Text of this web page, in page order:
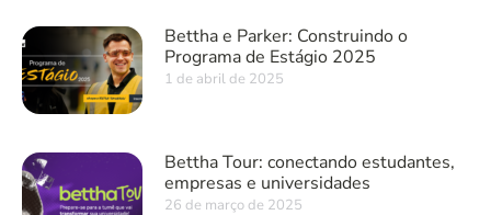
Bettha e Parker: Construindo o
Programa de Estágio 2025
1 de abril de 2025
Bettha Tour: conectando estudantes,
empresas e universidades
26 de março de 2025